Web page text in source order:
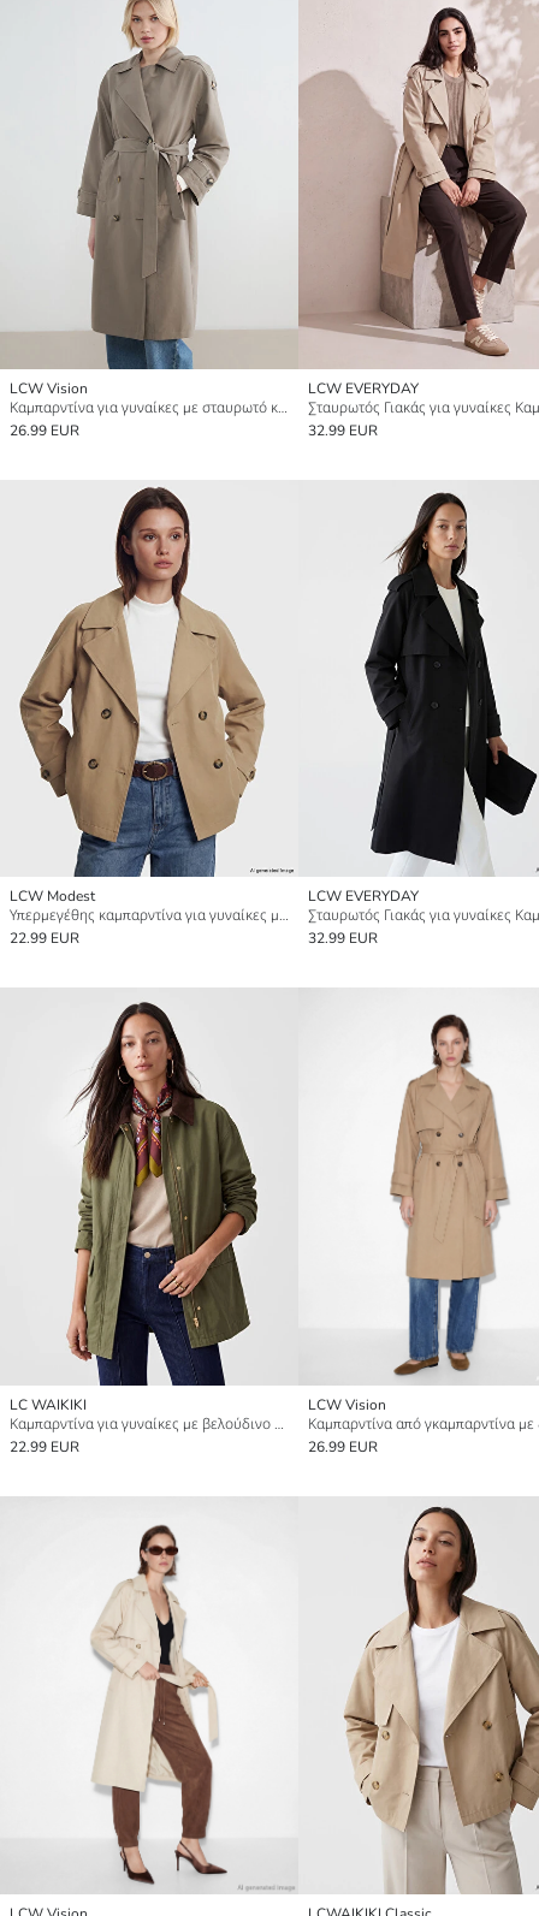
LCW Vision
Καμπαρντίνα για γυναίκες με σταυρωτό κούμπωμα και ζώνη
26.99 EUR
LCW EVERYDAY
32.99 EUR
LCW Modest
Υπερμεγέθης καμπαρντίνα για γυναίκες με σταυρωτό κούμπωμα
22.99 EUR
LCW EVERYDAY
32.99 EUR
LC WAIKIKI
Καμπαρντίνα για γυναίκες με βελούδινο γιακά
22.99 EUR
LCW Vision
26.99 EUR